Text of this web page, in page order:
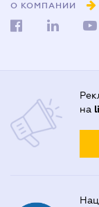
О КОМПАНИИ
на